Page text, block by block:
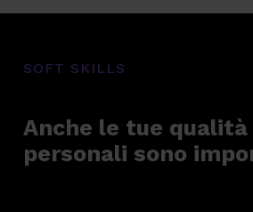
SOFT SKILLS
Anche le tue qualità
personali sono